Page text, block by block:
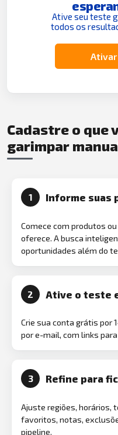
Ative seu teste
todos os
Cadastre o que
garimpar
1 Informe suas
Comece com produtos
oferece. A busca
oportunidades além do
2 Ative o teste
Crie sua conta grátis por
por e-mail, com links
3 Refine para
Ajuste regiões, horários,
favoritos, notas,
pipeline.